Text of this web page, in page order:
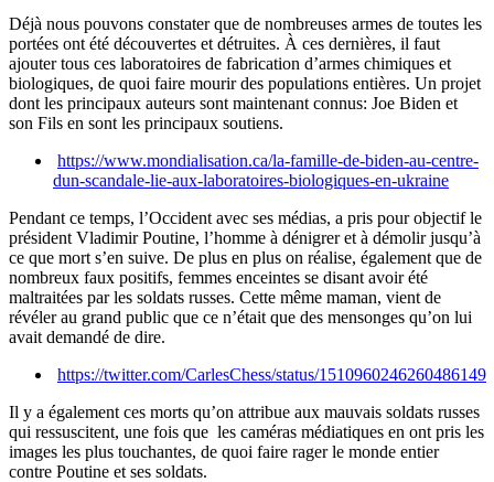
Déjà nous pouvons constater que de nombreuses armes de toutes les
portées ont été découvertes et détruites. À ces dernières, il faut
ajouter tous ces laboratoires de fabrication d’armes chimiques et
biologiques, de quoi faire mourir des populations entières. Un projet
dont les principaux auteurs sont maintenant connus: Joe Biden et
son Fils en sont les principaux soutiens.
https://www.mondialisation.ca/la-famille-de-biden-au-centre-
dun-scandale-lie-aux-laboratoires-biologiques-en-ukraine
Pendant ce temps, l’Occident avec ses médias, a pris pour objectif le
président Vladimir Poutine, l’homme à dénigrer et à démolir jusqu’à
ce que mort s’en suive. De plus en plus on réalise, également que de
nombreux faux positifs, femmes enceintes se disant avoir été
maltraitées par les soldats russes. Cette même maman, vient de
révéler au grand public que ce n’était que des mensonges qu’on lui
avait demandé de dire.
https://twitter.com/CarlesChess/status/1510960246260486149
Il y a également ces morts qu’on attribue aux mauvais soldats russes
qui ressuscitent, une fois que les caméras médiatiques en ont pris les
images les plus touchantes, de quoi faire rager le monde entier
contre Poutine et ses soldats.